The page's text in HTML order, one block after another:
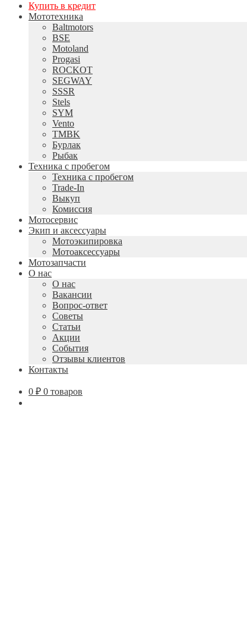
Купить в кредит
Мототехника
Baltmotors
BSE
Motoland
Progasi
ROCKOT
SEGWAY
SSSR
Stels
SYM
Vento
TMBK
Бурлак
Рыбак
Техника с пробегом
Техника с пробегом
Trade-In
Выкуп
Комиссия
Мотосервис
Экип и аксессуары
Мотоэкипировка
Мотоаксессуары
Мотозапчасти
О нас
О нас
Вакансии
Вопрос-ответ
Советы
Статьи
Акции
События
Отзывы клиентов
Контакты
0 ₽ 0 товаров